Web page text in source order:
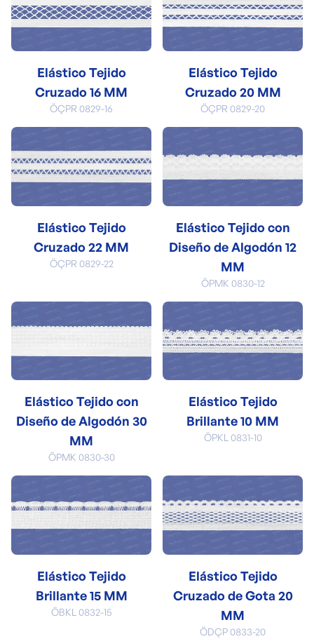
Elástico Tejido
Cruzado 16 MM
ÖÇPR 0829-16
Elástico Tejido
Cruzado 20 MM
ÖÇPR 0829-20
Elástico Tejido
Cruzado 22 MM
ÖÇPR 0829-22
Elástico Tejido con
Diseño de Algodón 12
MM
ÖPMK 0830-12
Elástico Tejido con
Diseño de Algodón 30
MM
ÖPMK 0830-30
Elástico Tejido
Brillante 10 MM
ÖPKL 0831-10
Elástico Tejido
Brillante 15 MM
ÖBKL 0832-15
Elástico Tejido
Cruzado de Gota 20
MM
ÖDÇP 0833-20